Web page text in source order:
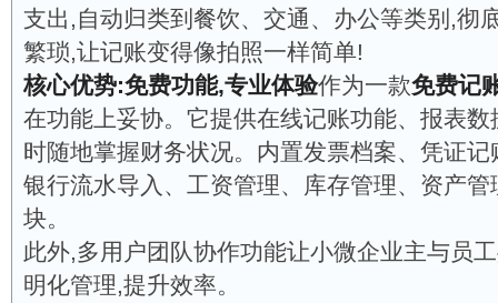
支出,自动归类到餐饮、交通、办公等类别,彻
繁琐,让记账变得像拍照一样简单!
核心优势:免费功能,专业体验作为一款免费记
在功能上妥协。它提供在线记账功能、报表
时随地掌握财务状况。内置发票档案、凭证
银行流水导入、工资管理、库存管理、资产
块。
此外,多用户团队协作功能让小微企业主与员
明化管理,提升效率。